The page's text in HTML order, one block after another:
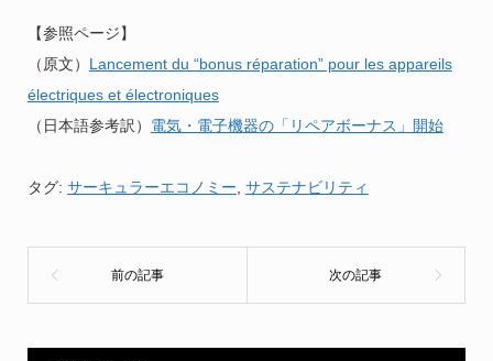
【参照ページ】
（原文） Lancement du “bonus réparation” pour les appareils
électriques et électroniques
（日本語参考訳） 電気・電子機器の「リペアボーナス」開始
タグ: サーキュラーエコノミー, サステナビリティ